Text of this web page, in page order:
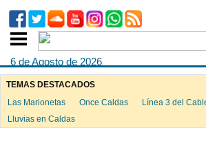
6 de Agosto de 2026
TEMAS DESTACADOS
Las Marionetas
Once Caldas Línea 3 del
Lluvias en Caldas